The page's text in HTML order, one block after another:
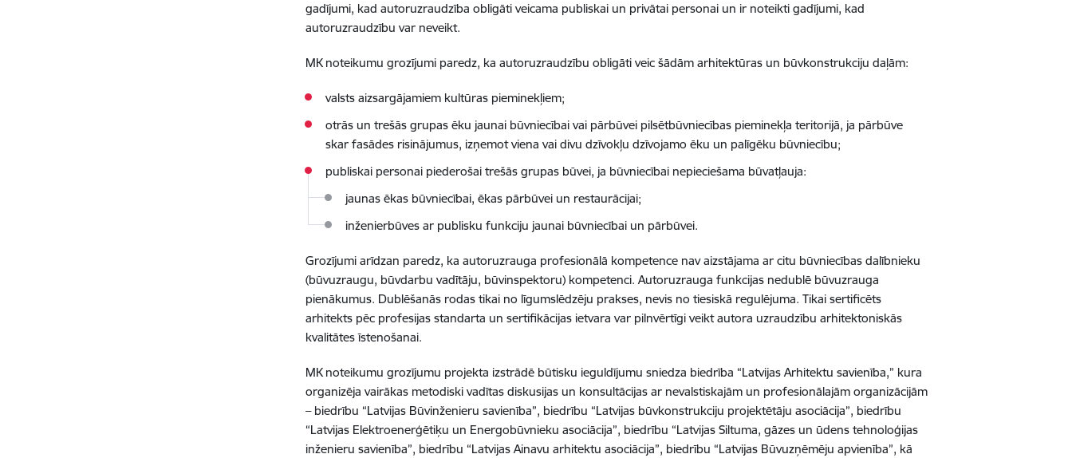
gadījumi, kad autoruzraudzība obligāti veicama publiskai un privātai personai un ir noteikti gadījumi, kad
autoruzraudzību var neveikt.
MK noteikumu grozījumi paredz, ka autoruzraudzību obligāti veic šādām arhitektūras un būvkonstrukciju daļām:
valsts aizsargājamiem kultūras pieminekļiem;
otrās un trešās grupas ēku jaunai būvniecībai vai pārbūvei pilsētbūvniecības pieminekļa teritorijā, ja pārbūve
skar fasādes risinājumus, izņemot viena vai divu dzīvokļu dzīvojamo ēku un palīgēku būvniecību;
publiskai personai piederošai trešās grupas būvei, ja būvniecībai nepieciešama būvatļauja:
jaunas ēkas būvniecībai, ēkas pārbūvei un restaurācijai;
inženierbūves ar publisku funkciju jaunai būvniecībai un pārbūvei.
Grozījumi arīdzan paredz, ka autoruzrauga profesionālā kompetence nav aizstājama ar citu būvniecības dalībnieku
(būvuzraugu, būvdarbu vadītāju, būvinspektoru) kompetenci. Autoruzrauga funkcijas nedublē būvuzrauga
pienākumus. Dublēšanās rodas tikai no līgumslēdzēju prakses, nevis no tiesiskā regulējuma. Tikai sertificēts
arhitekts pēc profesijas standarta un sertifikācijas ietvara var pilnvērtīgi veikt autora uzraudzību arhitektoniskās
kvalitātes īstenošanai.
MK noteikumu grozījumu projekta izstrādē būtisku ieguldījumu sniedza biedrība “Latvijas Arhitektu savienība,” kura
organizēja vairākas metodiski vadītas diskusijas un konsultācijas ar nevalstiskajām un profesionālajām organizācijām
– biedrību “Latvijas Būvinženieru savienība”, biedrību “Latvijas būvkonstrukciju projektētāju asociācija”, biedrību
“Latvijas Elektroenerģētiķu un Energobūvnieku asociācija”, biedrību “Latvijas Siltuma, gāzes un ūdens tehnoloģijas
inženieru savienība”, biedrību “Latvijas Ainavu arhitektu asociācija”, biedrību “Latvijas Būvuzņēmēju apvienība”, kā